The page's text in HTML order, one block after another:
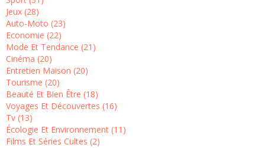
Jeux (28)
Auto-Moto (23)
Economie (22)
Mode Et Tendance (21)
Cinéma (20)
Entretien Maison (20)
Tourisme (20)
Beauté Et Bien Être (18)
Voyages Et Découvertes (16)
Tv (13)
Écologie Et Environnement (11)
Films Et Séries Cultes (2)